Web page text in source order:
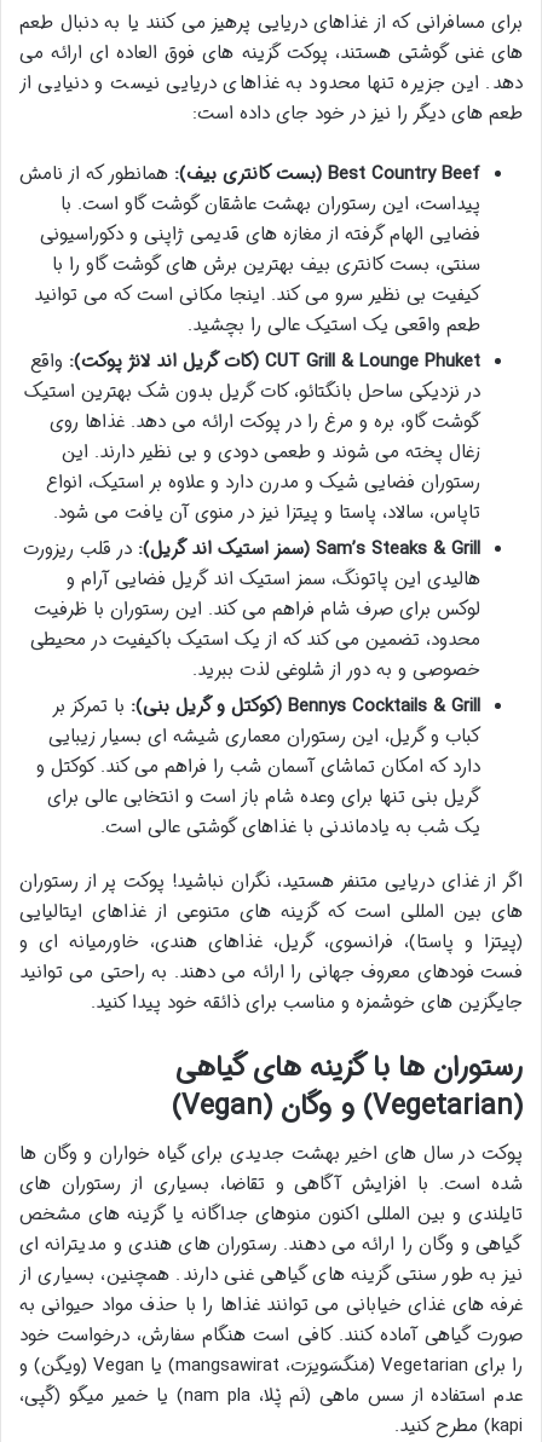
برای مسافرانی که از غذاهای دریایی پرهیز می کنند یا به دنبال طعم
های غنی گوشتی هستند، پوکت گزینه های فوق العاده ای ارائه می
دهد. این جزیره تنها محدود به غذاهای دریایی نیست و دنیایی از
طعم های دیگر را نیز در خود جای داده است:
Best Country Beef (بست کانتری بیف):
همانطور که از نامش
پیداست، این رستوران بهشت عاشقان گوشت گاو است. با
فضایی الهام گرفته از مغازه های قدیمی ژاپنی و دکوراسیونی
سنتی، بست کانتری بیف بهترین برش های گوشت گاو را با
کیفیت بی نظیر سرو می کند. اینجا مکانی است که می توانید
طعم واقعی یک استیک عالی را بچشید.
CUT Grill & Lounge Phuket (کات گریل اند لانژ پوکت):
واقع
در نزدیکی ساحل بانگتائو، کات گریل بدون شک بهترین استیک
گوشت گاو، بره و مرغ را در پوکت ارائه می دهد. غذاها روی
زغال پخته می شوند و طعمی دودی و بی نظیر دارند. این
رستوران فضایی شیک و مدرن دارد و علاوه بر استیک، انواع
تاپاس، سالاد، پاستا و پیتزا نیز در منوی آن یافت می شود.
Sam’s Steaks & Grill (سمز استیک اند گریل):
در قلب ریزورت
هالیدی این پاتونگ، سمز استیک اند گریل فضایی آرام و
لوکس برای صرف شام فراهم می کند. این رستوران با ظرفیت
محدود، تضمین می کند که از یک استیک باکیفیت در محیطی
خصوصی و به دور از شلوغی لذت ببرید.
Bennys Cocktails & Grill (کوکتل و گریل بنی):
با تمرکز بر
کباب و گریل، این رستوران معماری شیشه ای بسیار زیبایی
دارد که امکان تماشای آسمان شب را فراهم می کند. کوکتل و
گریل بنی تنها برای وعده شام باز است و انتخابی عالی برای
یک شب به یادماندنی با غذاهای گوشتی عالی است.
اگر از غذای دریایی متنفر هستید، نگران نباشید! پوکت پر از رستوران
های بین المللی است که گزینه های متنوعی از غذاهای ایتالیایی
(پیتزا و پاستا)، فرانسوی، گریل، غذاهای هندی، خاورمیانه ای و
فست فودهای معروف جهانی را ارائه می دهند. به راحتی می توانید
جایگزین های خوشمزه و مناسب برای ذائقه خود پیدا کنید.
رستوران ها با گزینه های گیاهی
(Vegetarian) و وگان (Vegan)
پوکت در سال های اخیر بهشت جدیدی برای گیاه خواران و وگان ها
شده است. با افزایش آگاهی و تقاضا، بسیاری از رستوران های
تایلندی و بین المللی اکنون منوهای جداگانه یا گزینه های مشخص
گیاهی و وگان را ارائه می دهند. رستوران های هندی و مدیترانه ای
نیز به طور سنتی گزینه های گیاهی غنی دارند. همچنین، بسیاری از
غرفه های غذای خیابانی می توانند غذاها را با حذف مواد حیوانی به
صورت گیاهی آماده کنند. کافی است هنگام سفارش، درخواست خود
را برای Vegetarian (مَنگسَویرَت، mangsawirat) یا Vegan (ویگن) و
عدم استفاده از سس ماهی (نَم پْلا، nam pla) یا خمیر میگو (گَپی،
kapi) مطرح کنید.